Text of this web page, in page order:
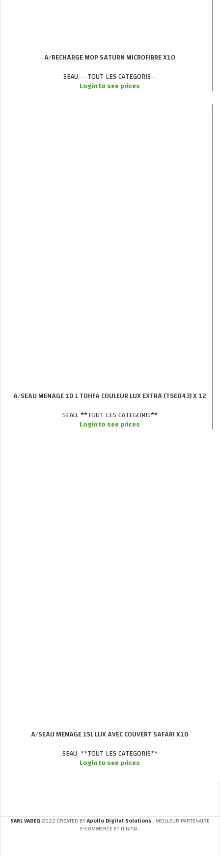
A/RECHARGE MOP SATURN MICROFIBRE X10
SEAU, --TOUT LES CATEGORIS--
Login to see prices
A/SEAU MENAGE 10 L TOHFA COULEUR LUX EXTRA (TSE043) X 12
SEAU,**TOUT LES CATEGORIS**
Login to see prices
A/SEAU MENAGE 15L LUX AVEC COUVERT SAFARI X10
SEAU,**TOUT LES CATEGORIS**
Login to see prices
SARL VADEQ 2022 CREATED BYApollo Digital Solutions. MEILLEUR PARTENAIRE
E-COMMERCE ET DIGITAL.